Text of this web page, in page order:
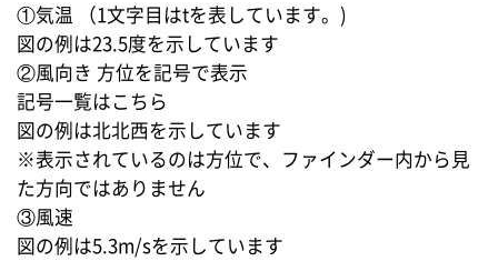
①気温 （1文字目はtを表しています。)
図の例は23.5度を示しています
②風向き 方位を記号で表示
記号一覧はこちら
図の例は北北西を示しています
※表示されているのは方位で、ファインダー内から見
た方向ではありません
③風速
図の例は5.3m/sを示しています